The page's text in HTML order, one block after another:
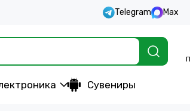
Telegram Max
Сувениры